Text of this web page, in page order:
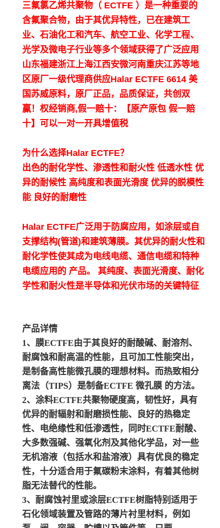
三氟氯乙烯共聚物（ ECTFE ）是一种重要的
含氟聚合物，由于其优异特性，已在建筑工
业、石油化工和汽车、航空工业、化学工程、
光学及微电子行业等多个领域获得了广泛应用
山东福建浙江上海江西安微河南重庆江苏等地
区原厂一级代理商供应Halar ECTFE 6614 美
国 苏威原料，原厂正品，品质保证，共创双
赢！权经销商,假一赔十：【原产原包 假一赔
十】可以一对一开具增值税
为什么选择Halar ECTFE？
出色的耐化学性、渗透性和耐火性 低透水性 优
异的耐候性 高纯度和表面光滑度 优异的脱模性
能 良好的耐磨性
Halar ECTFE广泛用于防腐应用，如涂层或自
支撑结构(管道)和建筑薄膜。其优异的耐火性和
耐化学性使其成为电线电缆、通信电缆和特种
电缆应用的 产品。 其纯度、表面光滑度、耐化
学性和耐火性是半导体和光伏市场的关键特征
产品详情
1、膜ECTFE由于其良好的耐酸碱、耐溶剂、
耐腐蚀和耐高温的性能，且可加工性能突出，
是制备高性能微孔膜的理想材料。而热致相分
离法（TIPS）是制备ECTFE 微孔膜 的方法。
2、涂料ECTFE共聚物硬度高，韧性好，具有
优异的耐辐射和耐磨损性能、良好的热稳定
性、电绝缘性和低渗透性，同时ECTFE耐酸、
大多数强碱、强氧化剂及其他化学品，对一些
无机溶液（包括水和盐溶液）具有优良的稳定
性，十分适合用于氟碳粉末涂料，有着其他树
脂无法替代的性能。
3、耐腐蚀衬里或涂层ECTFE树脂特别适用于
石化领域装置及管路的薄片衬里材料，例如